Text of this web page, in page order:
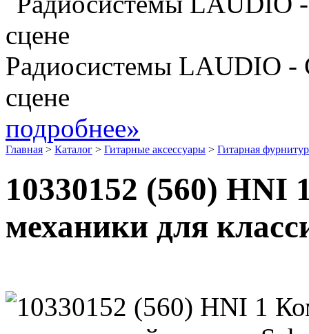
Радиосистемы LAUDIO -
сцене
подробнее»
Главная > Каталог > Гитарные аксессуары > Гитарная
10330152 (560) HNI
механики для